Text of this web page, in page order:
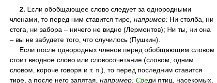
2. Если обобщающее слово следует за однородными
членами, то перед ним ставится тире, например: Ни столба, ни
стога, ни забора – ничего не видно (Лермонтов); Ни ты, ни она
– вы не забудете того, что случилось (Пушкин).
Если после однородных членов перед обобщающим словом
стоит вводное слово или словосочетание (словом, одним
словом, короче говоря и т. п.), то перед последним ставится
тире, а после него запятая, например: Среди птиц, насекомых,